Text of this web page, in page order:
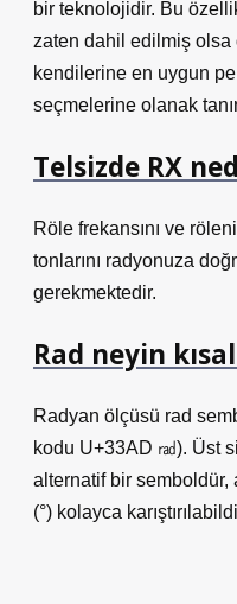
bir teknolojidir. Bu
zaten dahil edilmiş olsa
kendilerine en uygun
seçmelerine olanak
Telsizde RX
Röle frekansını ve
tonlarını radyonuza
gerekmektedir.
Rad neyin
Radyan ölçüsü rad
kodu U+33AD ㎭). Üst
alternatif bir
(°) kolayca